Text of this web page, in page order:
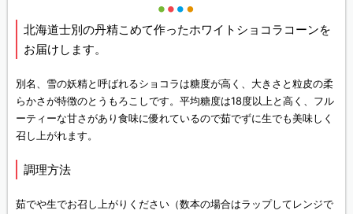
北海道士別の丹精こめて作ったホワイトショコラコーンを
お届けします。
別名、雪の妖精と呼ばれるショコラは糖度が高く、大きさと粒皮の柔
らかさが特徴のとうもろこしです。平均糖度は18度以上と高く、フル
ーティーな甘さがあり食味に優れているので茹でずに生でも美味しく
召し上がれます。
調理方法
茹でや生でお召し上がりください（数本の場合はラップしてレンジで